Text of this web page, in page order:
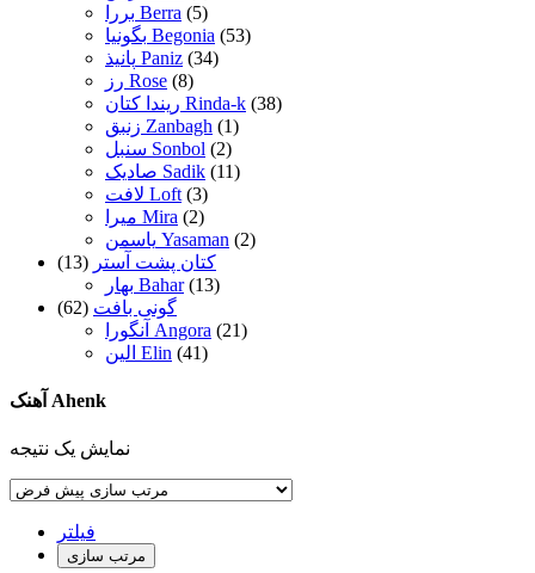
بررا Berra (5)
بگونیا Begonia (53)
پانیذ Paniz (34)
رز Rose (8)
ریندا کتان Rinda-k (38)
زنبق Zanbagh (1)
سنبل Sonbol (2)
صادیک Sadik (11)
لافت Loft (3)
میرا Mira (2)
یاسمن Yasaman (2)
کتان پشت آستر (13)
بهار Bahar (13)
گونی بافت (62)
آنگورا Angora (21)
الین Elin (41)
آهنک Ahenk
نمایش یک نتیجه
فیلتر
مرتب سازی